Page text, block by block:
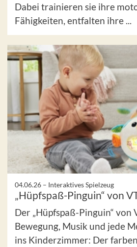
Dabei trainieren sie ihre
Fähigkeiten, entfalten ihre ...
04.06.26 – Interaktives Spielzeug
„Hüpfspaß-Pinguin“ von
Der „Hüpfspaß-Pinguin“ von
Bewegung, Musik und jede
ins Kinderzimmer: Der